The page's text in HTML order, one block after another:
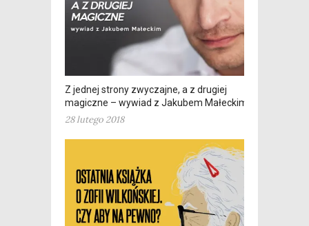
Z jednej strony zwyczajne, a z drugiej
magiczne – wywiad z Jakubem Małeckim
28 lutego 2018